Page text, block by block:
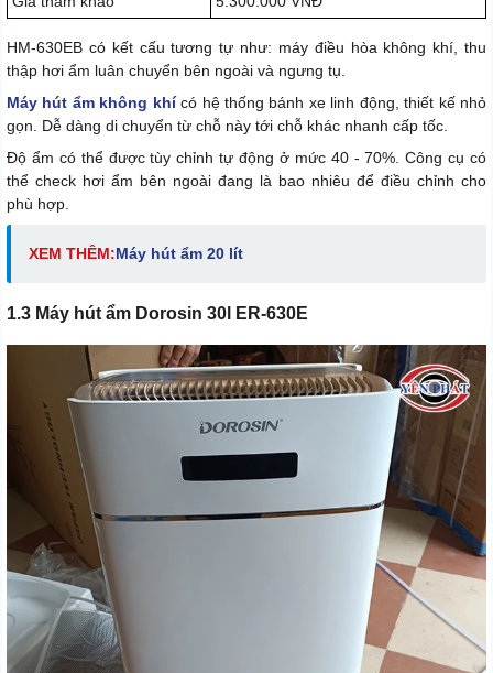
HM-630EB có kết cấu tương tự như: máy điều hòa không khí, thu
thập hơi ẩm luân chuyển bên ngoài và ngưng tụ.
Máy hút ẩm không khícó hệ thống bánh xe linh động, thiết kế nhỏ
gọn. Dễ dàng di chuyển từ chỗ này tới chỗ khác nhanh cấp tốc.
Độ ẩm có thể được tùy chỉnh tự động ở mức 40 - 70%. Công cụ có
thể check hơi ẩm bên ngoài đang là bao nhiêu để điều chỉnh cho
phù hợp.
XEM THÊM:Máy hút ẩm 20 lít
1.3 Máy hút ẩm Dorosin 30l ER-630E